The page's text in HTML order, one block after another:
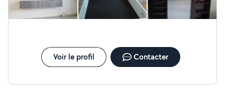
Voir le profil Contacter